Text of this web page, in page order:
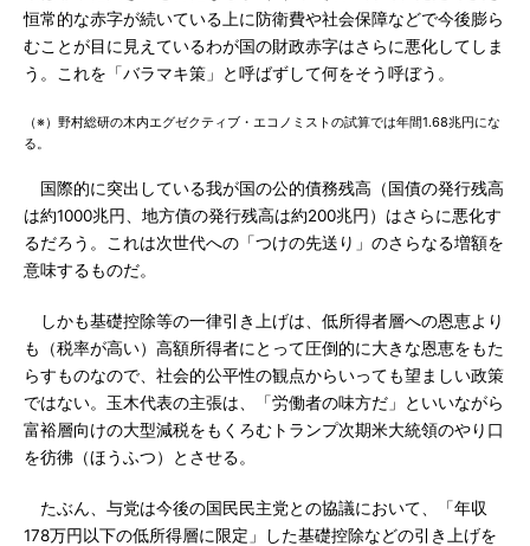
恒常的な赤字が続いている上に防衛費や社会保障などで今後膨ら
むことが目に見えているわが国の財政赤字はさらに悪化してしま
う。これを「バラマキ策」と呼ばずして何をそう呼ぼう。
（※）野村総研の木内エグゼクティブ・エコノミストの試算では年間1.68兆円にな
る。
国際的に突出している我が国の公的債務残高（国債の発行残高
は約1000兆円、地方債の発行残高は約200兆円）はさらに悪化す
るだろう。これは次世代への「つけの先送り」のさらなる増額を
意味するものだ。
しかも基礎控除等の一律引き上げは、低所得者層への恩恵より
も（税率が高い）高額所得者にとって圧倒的に大きな恩恵をもた
らすものなので、社会的公平性の観点からいっても望ましい政策
ではない。玉木代表の主張は、「労働者の味方だ」といいながら
富裕層向けの大型減税をもくろむトランプ次期米大統領のやり口
を彷彿（ほうふつ）とさせる。
たぶん、与党は今後の国民民主党との協議において、「年収
178万円以下の低所得層に限定」した基礎控除などの引き上げを